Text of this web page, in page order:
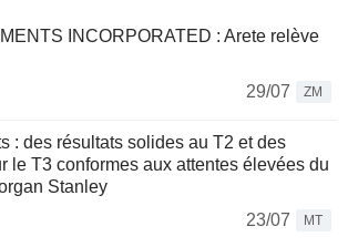
INCORPORATED : Arete relève
29/07
ZM
: des résultats solides au T2 et des
le T3 conformes aux attentes élevées du
Stanley
23/07
MT